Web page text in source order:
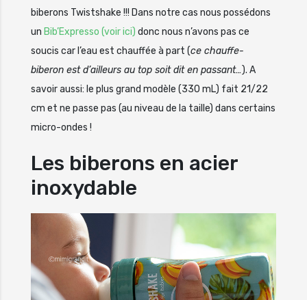
biberons Twistshake !!! Dans notre cas nous possédons
un Bib’Expresso (voir ici) donc nous n’avons pas ce
soucis car l’eau est chauffée à part (ce chauffe-
biberon est d’ailleurs au top soit dit en passant…). A
savoir aussi: le plus grand modèle (330 mL) fait 21/22
cm et ne passe pas (au niveau de la taille) dans certains
micro-ondes !
Les biberons en acier
inoxydable